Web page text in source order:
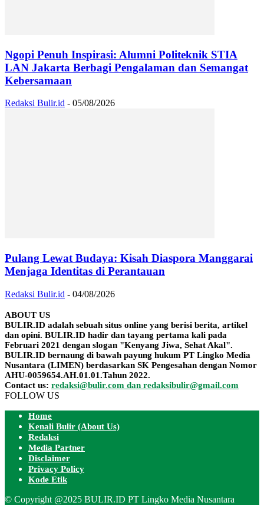
Ngopi Penuh Inspirasi: Alumni Politeknik STIA
LAN Jakarta Berbagi Pengalaman dan Semangat
Kebersamaan
Redaksi Bulir.id - 05/08/2026
Pulang Lewat Budaya: Kisah Diaspora Manggarai
Menjaga Identitas di Perantauan
Redaksi Bulir.id - 04/08/2026
ABOUT US
BULIR.ID adalah sebuah situs online yang berisi berita, artikel
dan opini. BULIR.ID hadir dan tayang pertama kali pada
Februari 2021 dengan slogan "Kenyang Jiwa, Sehat Akal".
BULIR.ID bernaung di bawah payung hukum PT Lingko Media
Nusantara (LIMEN) berdasarkan SK Pengesahan dengan Nomor
AHU-0059654.AH.01.01.Tahun 2022.
Contact us: redaksi@bulir.com dan redaksibulir@gmail.com
FOLLOW US
Home
Kenali Bulir (About Us)
Redaksi
Media Partner
Disclaimer
Privacy Policy
Kode Etik
© Copyright @2025 BULIR.ID PT Lingko Media Nusantara